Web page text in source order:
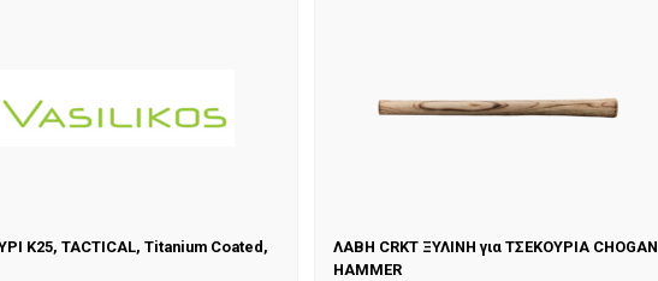
K25, TACTICAL, Titanium Coated,
ΛΑΒΗ CRKT ΞΥΛΙΝΗ για ΤΣΕΚΟΥΡΙΑ CHOGAN
HAMMER